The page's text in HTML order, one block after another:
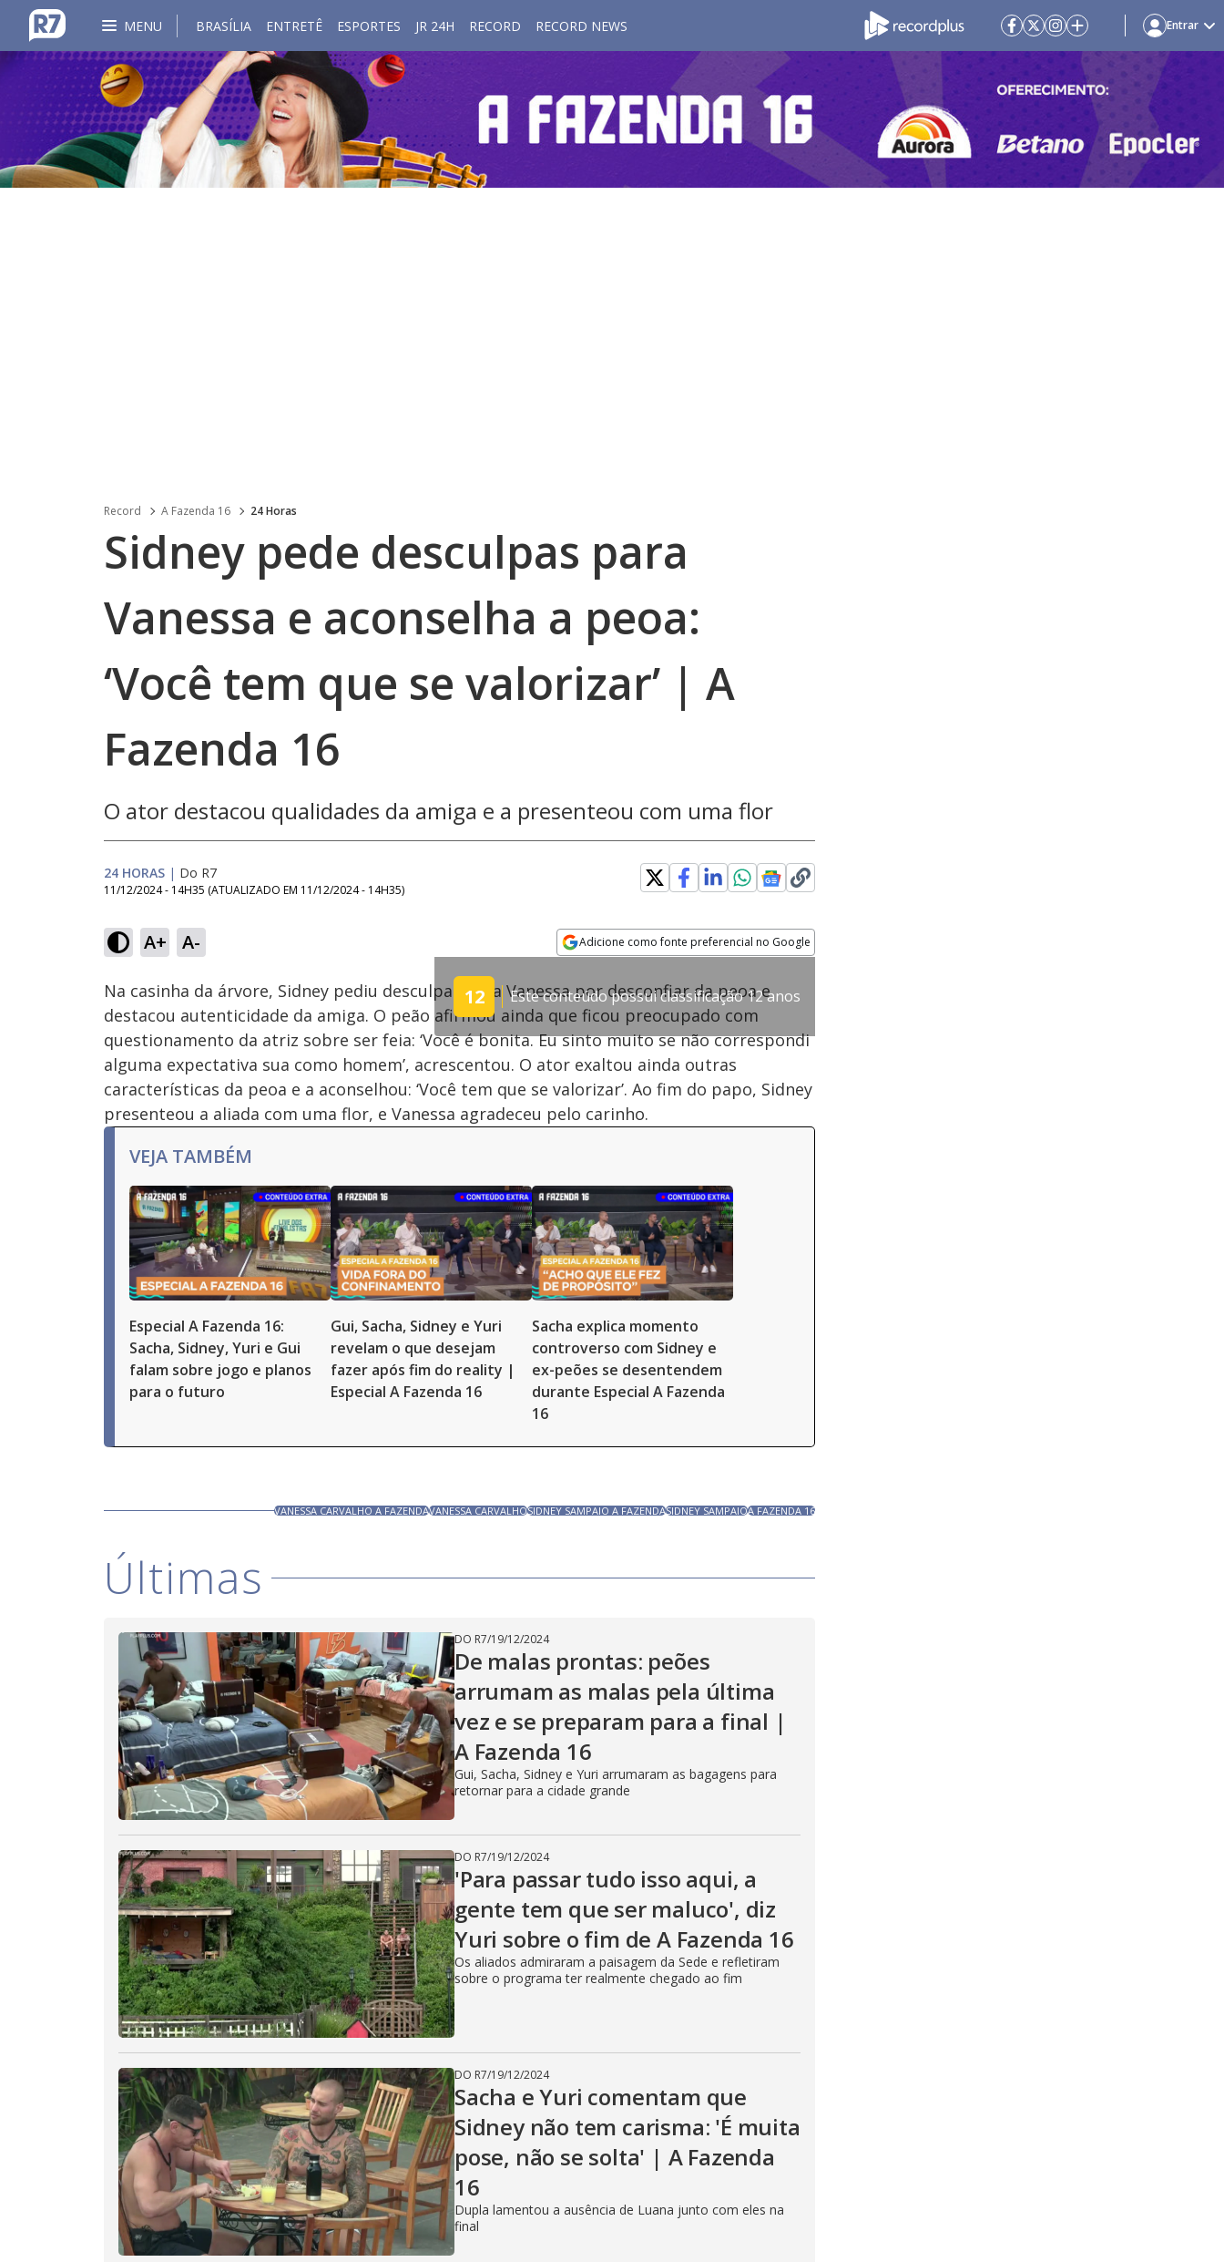
MENU BRASÍLIA ENTRETÊ ESPORTES JR 24H RECORD RECORD NEWS Entrar
Record A Fazenda 16 24 Horas
Sidney pede desculpas para
Vanessa e aconselha a peoa:
‘Você tem que se valorizar’ | A
Fazenda 16
O ator destacou qualidades da amiga e a presenteou com uma flor
24 HORAS | Do R7
11/12/2024 - 14H35 (ATUALIZADO EM 11/12/2024 - 14H35)
A+ A- Adicione como fonte preferencial no Google
12 Este conteúdo possui classificação 12 anos
Ativar
Som
7.41%
Velocidade
Na casinha da árvore, Sidney pediu desculpas para Vanessa por desconfiar da peoa e
destacou autenticidade da amiga. O peão afirmou ainda que ficou preocupado com
questionamento da atriz sobre ser feia: ‘Você é bonita. Eu sinto muito se não correspondi
alguma expectativa sua como homem’, acrescentou. O ator exaltou ainda outras
características da peoa e a aconselhou: ‘Você tem que se valorizar’. Ao fim do papo, Sidney
presenteou a aliada com uma flor, e Vanessa agradeceu pelo carinho.
VEJA TAMBÉM
Especial A Fazenda 16:
Sacha, Sidney, Yuri e Gui
falam sobre jogo e planos
para o futuro
Gui, Sacha, Sidney e Yuri
revelam o que desejam
fazer após fim do reality |
Especial A Fazenda 16
Sacha explica momento
controverso com Sidney e
ex-peões se desentendem
durante Especial A Fazenda
16
VANESSA CARVALHO A FAZENDAVANESSA CARVALHOSIDNEY SAMPAIO A FAZENDASIDNEY SAMPAIOA FAZENDA 16
Últimas
DO R7/19/12/2024
De malas prontas: peões
arrumam as malas pela última
vez e se preparam para a final |
A Fazenda 16
Gui, Sacha, Sidney e Yuri arrumaram as bagagens para
retornar para a cidade grande
DO R7/19/12/2024
'Para passar tudo isso aqui, a
gente tem que ser maluco', diz
Yuri sobre o fim de A Fazenda 16
Os aliados admiraram a paisagem da Sede e refletiram
sobre o programa ter realmente chegado ao fim
DO R7/19/12/2024
Sacha e Yuri comentam que
Sidney não tem carisma: 'É muita
pose, não se solta' | A Fazenda
16
Dupla lamentou a ausência de Luana junto com eles na
final